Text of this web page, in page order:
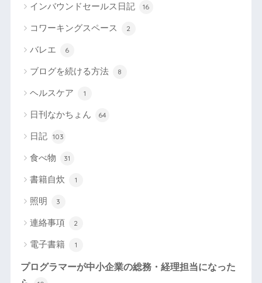
インバウンドセールス日記 16
コワーキングスペース 2
バレエ 6
ブログを続ける方法 8
ヘルスケア 1
日刊なかちょん 64
日記 103
食べ物 31
書籍自炊 1
照明 3
連絡事項 2
電子書籍 1
プログラマーが中小企業の総務・経理担当になった